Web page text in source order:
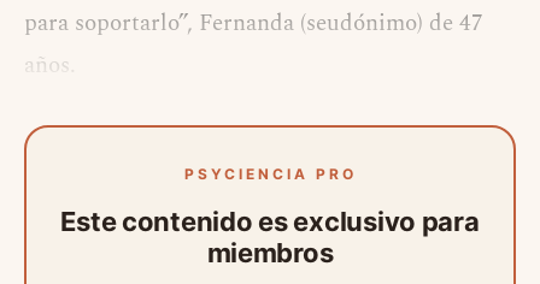
para soportarlo”, Fernanda (seudónimo) de 47
años.
PSYCIENCIA PRO
Este contenido es exclusivo para
miembros